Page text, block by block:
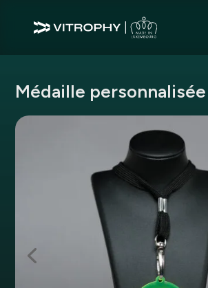
Médaille